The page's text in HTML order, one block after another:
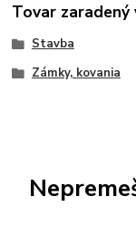
Tovar
Stavba
Zámky, kovania